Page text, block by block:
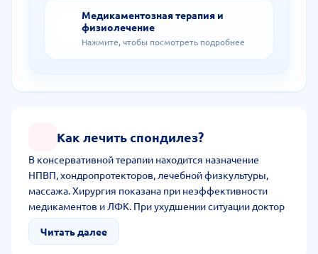
Медикаментозная терапия и
физиолечение
Нажмите, чтобы посмотреть подробнее
Как лечить спондилез?
В консервативной терапии находится назначение
НПВП, хондропротекторов, лечебной физкультуры,
массажа. Хирургия показана при неэффективности
медикаментов и ЛФК. При ухудшении ситуации доктор
назначает микродискэктомию, спондилодез или
ламинэктомию.
Читать далее